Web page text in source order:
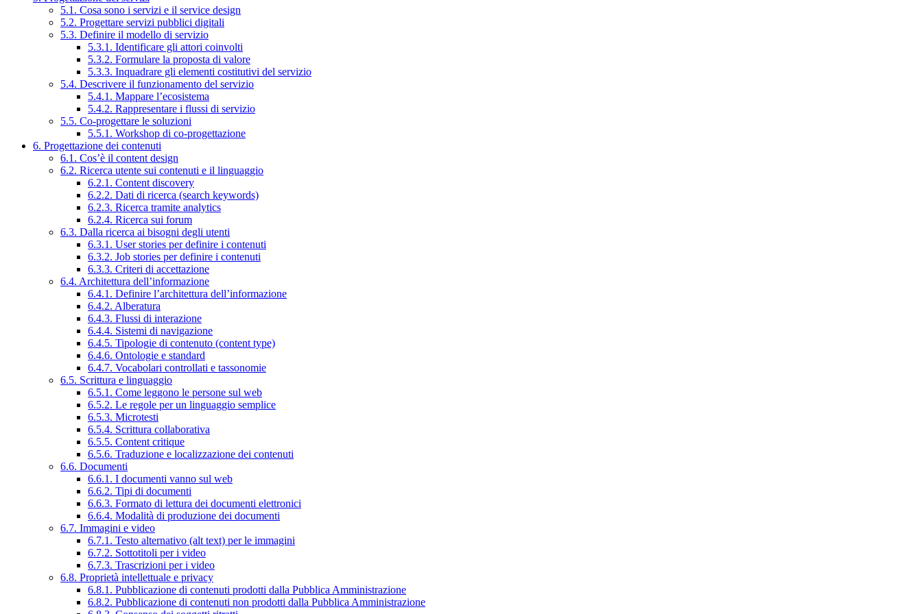
5.1. Cosa sono i servizi e il service design
5.2. Progettare servizi pubblici digitali
5.3. Definire il modello di servizio
5.3.1. Identificare gli attori coinvolti
5.3.2. Formulare la proposta di valore
5.3.3. Inquadrare gli elementi costitutivi del servizio
5.4. Descrivere il funzionamento del servizio
5.4.1. Mappare l’ecosistema
5.4.2. Rappresentare i flussi di servizio
5.5. Co-progettare le soluzioni
5.5.1. Workshop di co-progettazione
6. Progettazione dei contenuti
6.1. Cos’è il content design
6.2. Ricerca utente sui contenuti e il linguaggio
6.2.1. Content discovery
6.2.2. Dati di ricerca (search keywords)
6.2.3. Ricerca tramite analytics
6.2.4. Ricerca sui forum
6.3. Dalla ricerca ai bisogni degli utenti
6.3.1. User stories per definire i contenuti
6.3.2. Job stories per definire i contenuti
6.3.3. Criteri di accettazione
6.4. Architettura dell’informazione
6.4.1. Definire l’architettura dell’informazione
6.4.2. Alberatura
6.4.3. Flussi di interazione
6.4.4. Sistemi di navigazione
6.4.5. Tipologie di contenuto (content type)
6.4.6. Ontologie e standard
6.4.7. Vocabolari controllati e tassonomie
6.5. Scrittura e linguaggio
6.5.1. Come leggono le persone sul web
6.5.2. Le regole per un linguaggio semplice
6.5.3. Microtesti
6.5.4. Scrittura collaborativa
6.5.5. Content critique
6.5.6. Traduzione e localizzazione dei contenuti
6.6. Documenti
6.6.1. I documenti vanno sul web
6.6.2. Tipi di documenti
6.6.3. Formato di lettura dei documenti elettronici
6.6.4. Modalità di produzione dei documenti
6.7. Immagini e video
6.7.1. Testo alternativo (alt text) per le immagini
6.7.2. Sottotitoli per i video
6.7.3. Trascrizioni per i video
6.8. Proprietà intellettuale e privacy
6.8.1. Pubblicazione di contenuti prodotti dalla Pubblica Amministrazione
6.8.2. Pubblicazione di contenuti non prodotti dalla Pubblica Amministrazione